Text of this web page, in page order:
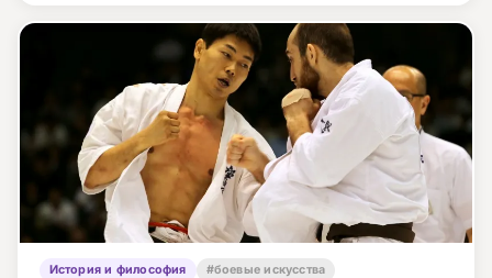
Турниры
История и философия #боевые искусства